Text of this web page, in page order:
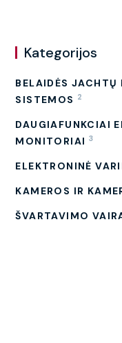
Kategorijos
BELAIDĖS
SISTEMOS 2
DAUGIAFUNKCIAI
MONITORIAI 3
ELEKTRONINĖ
KAMEROS IR
ŠVARTAVIMO